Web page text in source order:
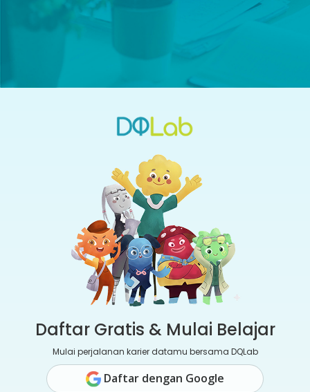
Daftar Gratis & Mulai Belajar
Mulai perjalanan karier datamu bersama DQLab
Daftar dengan Google